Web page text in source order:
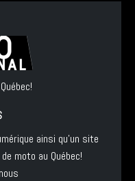
ainsi qu'un site
moto au Québec!